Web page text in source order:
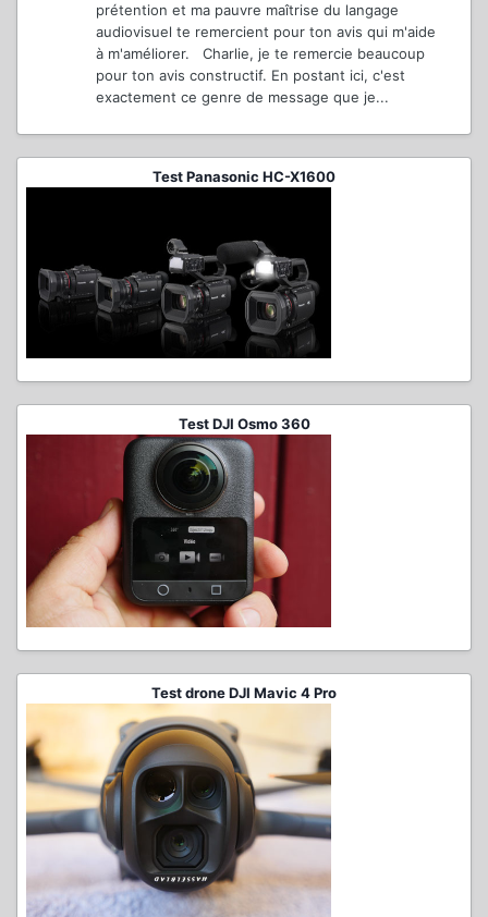
prétention et ma pauvre maîtrise du langage
audiovisuel te remercient pour ton avis qui m'aide
à m'améliorer. Charlie, je te remercie beaucoup
pour ton avis constructif. En postant ici, c'est
exactement ce genre de message que je...
Test Panasonic HC-X1600
Test DJI Osmo 360
Test drone DJI Mavic 4 Pro